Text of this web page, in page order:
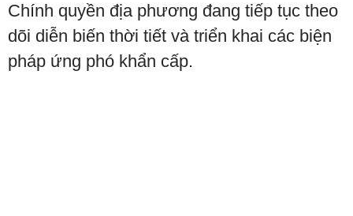
Chính quyền địa phương đang tiếp tục theo
dõi diễn biến thời tiết và triển khai các biện
pháp ứng phó khẩn cấp.